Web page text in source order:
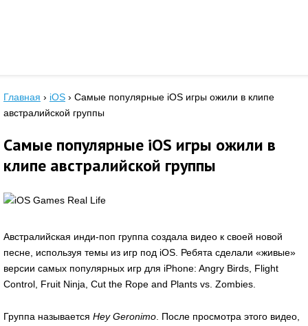
Главная › iOS › Самые популярные iOS игры ожили в клипе
австралийской группы
Самые популярные iOS игры ожили в
клипе австралийской группы
Австралийская инди-поп группа создала видео к своей новой
песне, используя темы из игр под iOS. Ребята сделали «живые»
версии самых популярных игр для iPhone: Angry Birds, Flight
Control, Fruit Ninja, Cut the Rope and Plants vs. Zombies.
Группа называется HeyGeronimo . После просмотра этого видео,